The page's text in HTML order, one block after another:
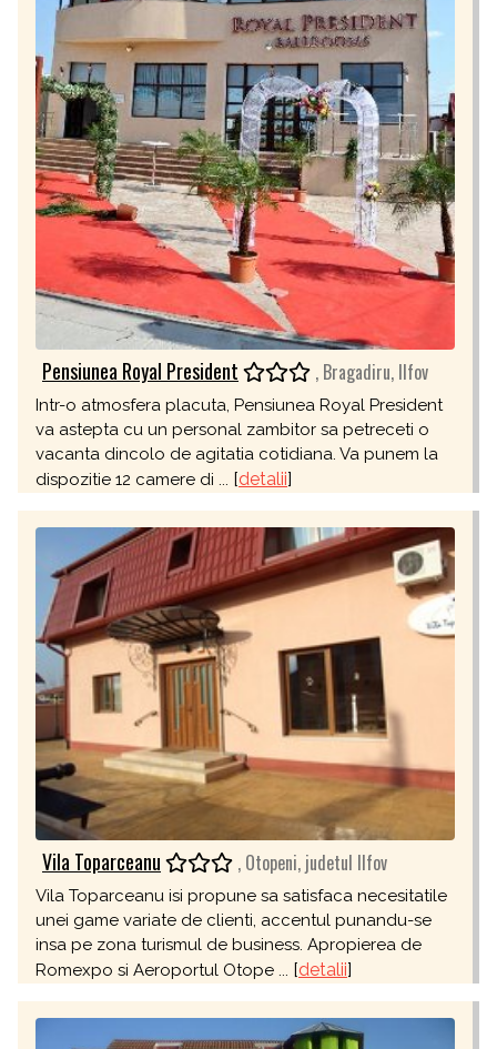
Pensiunea Royal President , Bragadiru, Ilfov
Intr-o atmosfera placuta, Pensiunea Royal President
va astepta cu un personal zambitor sa petreceti o
vacanta dincolo de agitatia cotidiana. Va punem la
dispozitie 12 camere di ... [detalii]
Vila Toparceanu , Otopeni, judetul Ilfov
Vila Toparceanu isi propune sa satisfaca necesitatile
unei game variate de clienti, accentul punandu-se
insa pe zona turismul de business. Apropierea de
Romexpo si Aeroportul Otope ... [detalii]